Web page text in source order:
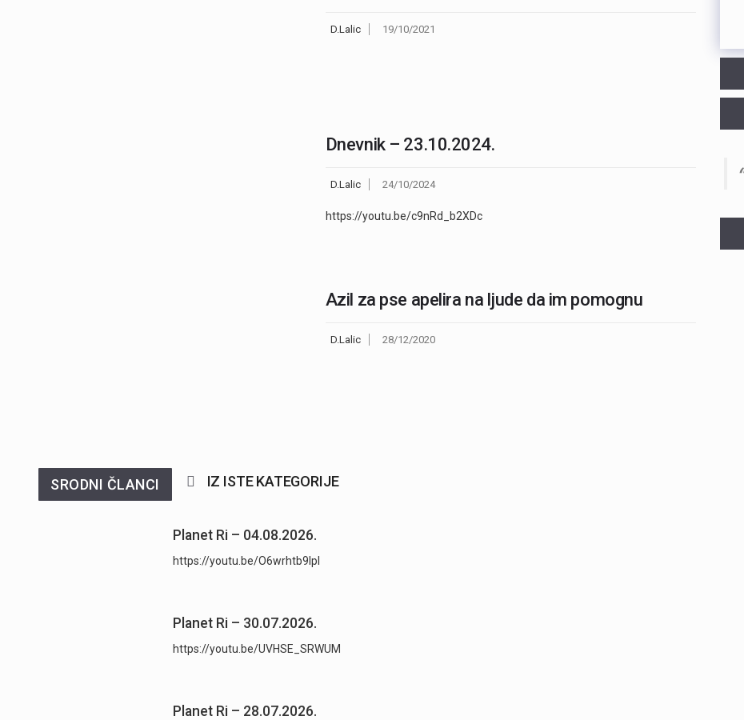
D.Lalic 19/10/2021
Dnevnik – 23.10.2024.
D.Lalic 24/10/2024
https://youtu.be/c9nRd_b2XDc
Azil za pse apelira na ljude da im pomognu
D.Lalic 28/12/2020
SRODNI ČLANCI IZ ISTE KATEGORIJE
Planet Ri – 04.08.2026.
https://youtu.be/O6wrhtb9lpI
Planet Ri – 30.07.2026.
https://youtu.be/UVHSE_SRWUM
Planet Ri – 28.07.2026.